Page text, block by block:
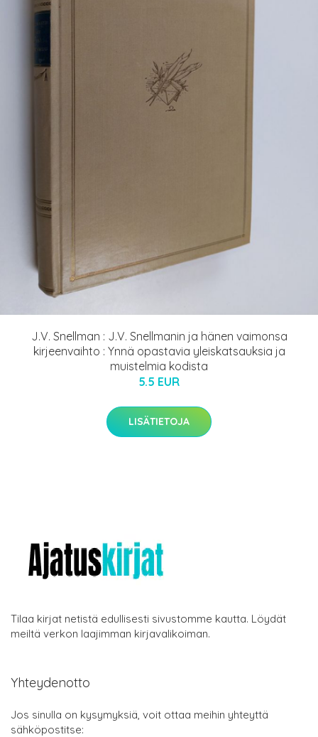
J.V. Snellman : J.V. Snellmanin ja hänen vaimonsa
kirjeenvaihto : Ynnä opastavia yleiskatsauksia ja
muistelmia kodista
5.5 EUR
LISÄTIETOJA
Tilaa kirjat netistä edullisesti sivustomme kautta. Löydät
meiltä verkon laajimman kirjavalikoiman.
Yhteydenotto
Jos sinulla on kysymyksiä, voit ottaa meihin yhteyttä
sähköpostitse: